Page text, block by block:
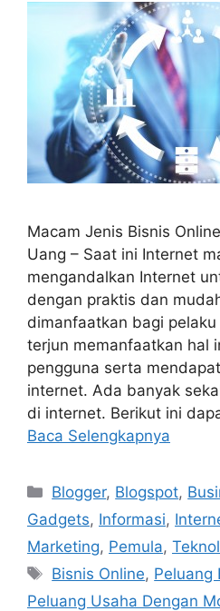
Macam Jenis Bisnis
Uang – Saat ini Internet
mengandalkan Internet
dengan praktis dan
dimanfaatkan bagi
terjun memanfaatkan hal
pengguna serta
internet. Ada banyak
di internet. Berikut ini
Baca Selengkapnya
Kategori
Blogger, Blogspot,
Gadgets, Informasi,
Marketing, Pemula,
Tag
Bisnis Online, Peluang
Peluang Usaha Dengan